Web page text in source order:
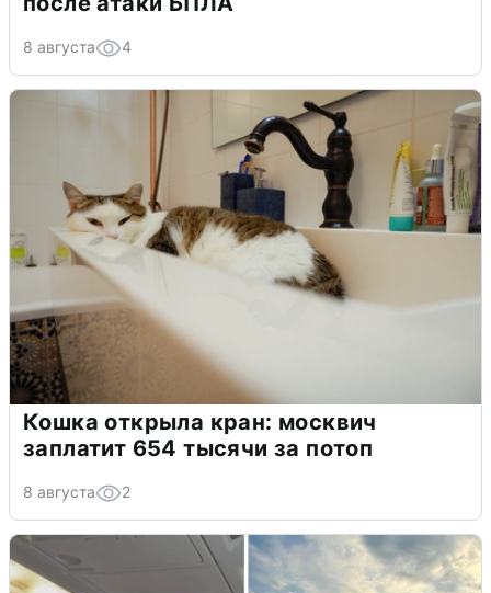
8 августа 4
Кошка открыла кран: москвич
заплатит 654 тысячи за потоп
8 августа 2